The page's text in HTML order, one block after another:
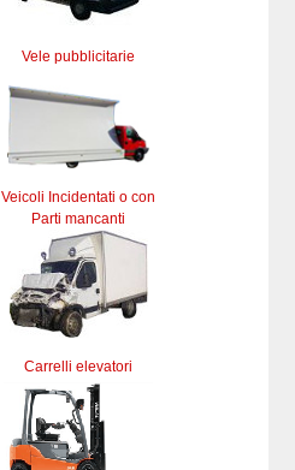
Vele pubblicitarie
Veicoli Incidentati o con
Parti mancanti
Carrelli elevatori